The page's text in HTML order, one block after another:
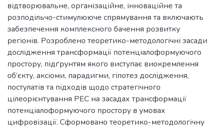
відтворювальне, організаційне, інноваційне та
розподільчо-стимулююче спрямування та включають
забезпечення комплексного бачення розвитку
регіонів. Розроблено теоретико-методологічні засади
дослідження трансформації потенціалоформуючого
простору, підґрунтям якого виступає виокремлення
об’єкту, аксіоми, парадигми, гіпотез дослідження,
постулатів та підходів щодо стратегічного
цілеорієнтування РЕС на засадах трансформації
потенціалоформуючого простору в умовах
цифровізації. Сформовано теоретико-методологічну